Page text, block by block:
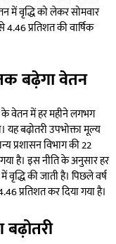
में वृद्धि को लेकर सोमवार
प्रतिशत की वार्षिक
बढ़ेगा वेतन
के वेतन में हर महीने लगभग
बढ़ोतरी उपभोक्ता मूल्य
प्रशासन विभाग की 22
है। इस नीति के अनुसार हर
वृद्धि की जाती है। पिछले वर्ष
प्रतिशत कर दिया गया है।